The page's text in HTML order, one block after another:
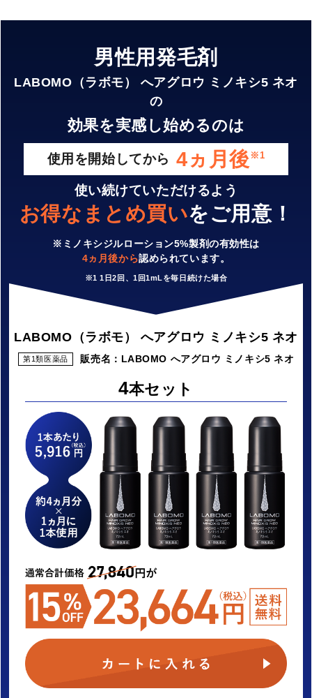
男性用発毛剤
LABOMO（ラボモ） へアグロウ ミノキシ5 ネオ
の
効果を実感し始めるのは
使用を開始してから 4ヵ月後 ※1
使い続けていただけるよう
お得なまとめ買いをご用意！
※ミノキシジルローション5%製剤の有効性は
4ヵ月後から認められています。
※1 1日2回、1回1mLを毎日続けた場合
LABOMO（ラボモ） へアグロウ ミノキシ5 ネオ
第1類医薬品 販売名：LABOMO へアグロウ ミノキシ5 ネオ
4本セット